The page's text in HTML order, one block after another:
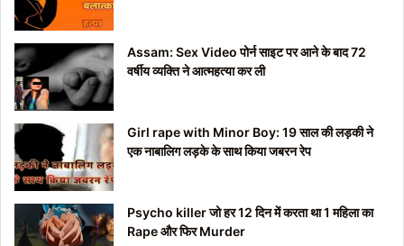
Assam: Sex Video पोर्न साइट पर आने के बाद 72
वर्षीय व्यक्ति ने आत्महत्या कर ली
Girl rape with Minor Boy: 19 साल की लड़की ने
एक नाबालिग लड़के के साथ किया जबरन रेप
Psycho killer जो हर 12 दिन में करता था 1 महिला का
Rape और फिर Murder